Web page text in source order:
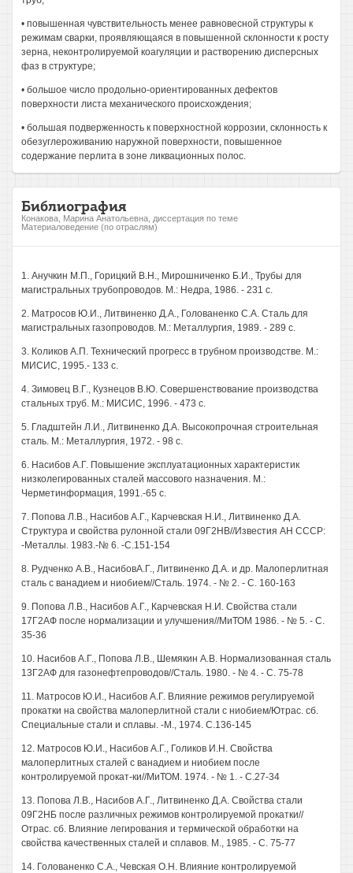
• повышенная чувствительность менее равновесной структуры к
режимам сварки, проявляющаяся в повышенной склонности к росту
зерна, неконтролируемой коагуляции и растворению дисперсных
фаз в структуре;
• большое число продольно-ориентированных дефектов
поверхности листа механического происхождения;
• большая подверженность к поверхностной коррозии, склонность к
обезуглероживанию наружной поверхности, повышенное
содержание перлита в зоне ликвационных полос.
Библиография
Конакова, Марина Анатольевна, диссертация по теме
Материаловедение (по отраслям)
1. Анучкин М.П., Горицкий В.Н., Мирошниченко Б.И., Трубы для
магистральных трубопроводов. М.: Недра, 1986. - 231 с.
2. Матросов Ю.И., Литвиненко Д.А., Голованенко С.А. Сталь для
магистральных газопроводов. М.: Металлургия, 1989. - 289 с.
3. Коликов А.П. Технический прогресс в трубном производстве. М.:
МИСИС, 1995.- 133 с.
4. Зимовец В.Г., Кузнецов В.Ю. Совершенствование производства
стальных труб. М.: МИСИС, 1996. - 473 с.
5. Гладштейн Л.И., Литвиненко Д.А. Высокопрочная строительная
сталь. М.: Металлургия, 1972. - 98 с.
6. Насибов А.Г. Повышение эксплуатационных характеристик
низколегированных сталей массового назначения. М.:
Черметинформация, 1991.-65 с.
7. Попова Л.В., Насибов А.Г., Карчевская Н.И., Литвиненко Д.А.
Структура и свойства рулонной стали 09Г2НВ//Известия АН СССР:
-Металлы. 1983.-№ 6. -С.151-154
8. Рудченко A.B., НасибовА.Г., Литвиненко Д.А. и др. Малоперлитная
сталь с ванадием и ниобием//Сталь. 1974. - № 2. - С. 160-163
9. Попова Л.В., Насибов А.Г., Карчевская Н.И. Свойства стали
17Г2АФ после нормализации и улучшения//МиТОМ 1986. - № 5. - С.
35-36
10. Насибов А.Г., Попова Л.В., Шемякин A.B. Нормализованная сталь
13Г2АФ для газонефтепроводов//Сталь. 1980. - № 4. - С. 75-78
11. Матросов Ю.И., Насибов А.Г. Влияние режимов регулируемой
прокатки на свойства малоперлитной стали с ниобием/Ютрас. сб.
Специальные стали и сплавы. -М., 1974. С.136-145
12. Матросов Ю.И., Насибов А.Г., Голиков И.Н. Свойства
малоперлитных сталей с ванадием и ниобием после
контролируемой прокат-ки//МиТОМ. 1974. - № 1. - С.27-34
13. Попова Л.В., Насибов А.Г., Литвиненко Д.А. Свойства стали
09Г2НБ после различных режимов контролируемой прокатки//
Отрас. сб. Влияние легирования и термической обработки на
свойства качественных сталей и сплавов. М., 1985. - С. 75-77
14. Голованенко С.А., Чевская О.Н. Влияние контролируемой